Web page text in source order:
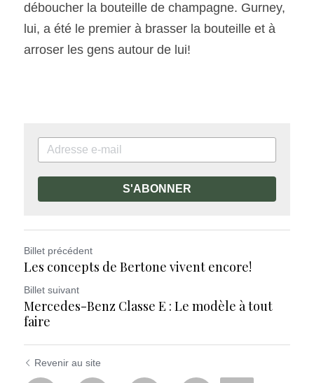
déboucher la bouteille de champagne. Gurney,
lui, a été le premier à brasser la bouteille et à
arroser les gens autour de lui!
S'ABONNER
Billet précédent
Les concepts de Bertone vivent encore!
Billet suivant
Mercedes-Benz Classe E : Le modèle à tout
faire
Revenir au site